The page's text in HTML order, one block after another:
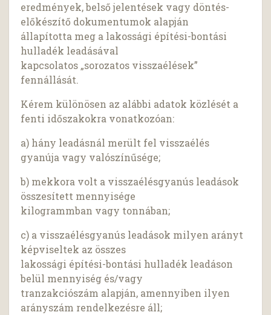
eredmények, belső jelentések vagy döntés-
előkészítő dokumentumok alapján
állapította meg a lakossági építési-bontási
hulladék leadásával
kapcsolatos „sorozatos visszaélések”
fennállását.
Kérem különösen az alábbi adatok közlését a
fenti időszakokra vonatkozóan:
a) hány leadásnál merült fel visszaélés
gyanúja vagy valószínűsége;
b) mekkora volt a visszaélésgyanús leadások
összesített mennyisége
kilogrammban vagy tonnában;
c) a visszaélésgyanús leadások milyen arányt
képviseltek az összes
lakossági építési-bontási hulladék leadáson
belül mennyiség és/vagy
tranzakciószám alapján, amennyiben ilyen
arányszám rendelkezésre áll;